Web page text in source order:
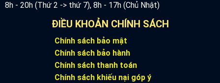
8h - 20h (Thứ 2 -> thứ 7), 8h - 17h (Chủ Nhật)
ĐIỀU KHOẢN CHÍNH SÁCH
Chính sách bảo mật
Chính sách bảo hành
Chính sách thanh toán
Chính sách khiếu nại góp ý